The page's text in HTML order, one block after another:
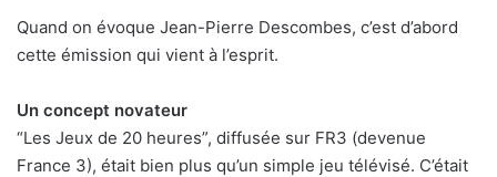
Quand on évoque Jean-Pierre Descombes, c’est d’abord
cette émission qui vient à l’esprit.
Un concept novateur
“Les Jeux de 20 heures”, diffusée sur FR3 (devenue
France 3), était bien plus qu’un simple jeu télévisé. C’était